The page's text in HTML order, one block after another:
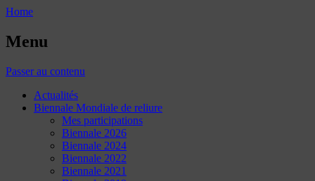
Home
Menu
Passer au contenu
Actualités
Biennale Mondiale de reliure
Mes participations
Biennale 2026
Biennale 2024
Biennale 2022
Biennale 2021